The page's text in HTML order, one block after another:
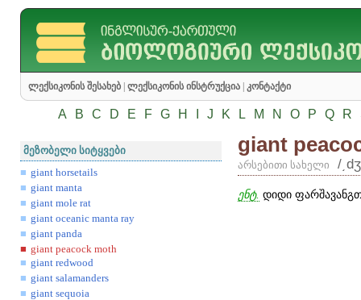
ლექსიკონის შესახებ ლექსიკონის ინსტრუქცია კონტაქტი
A B C D E F G H J K L M N O P Q R
მეზობელი სიტყვები
giant horsetails
giant manta
giant mole rat
giant oceanic manta ray
giant panda
giant peacock moth
giant redwood
giant salamanders
giant sequoia
giant
არსებითი სახელი /
ენტ. დიდი